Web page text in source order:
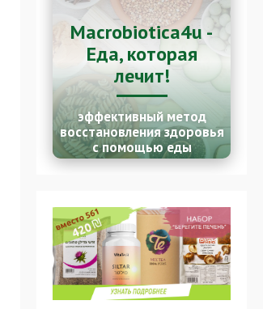
Macrobiotica4u -
Еда, которая
лечит!
эффективный метод
восстановления здоровья
с помощью еды